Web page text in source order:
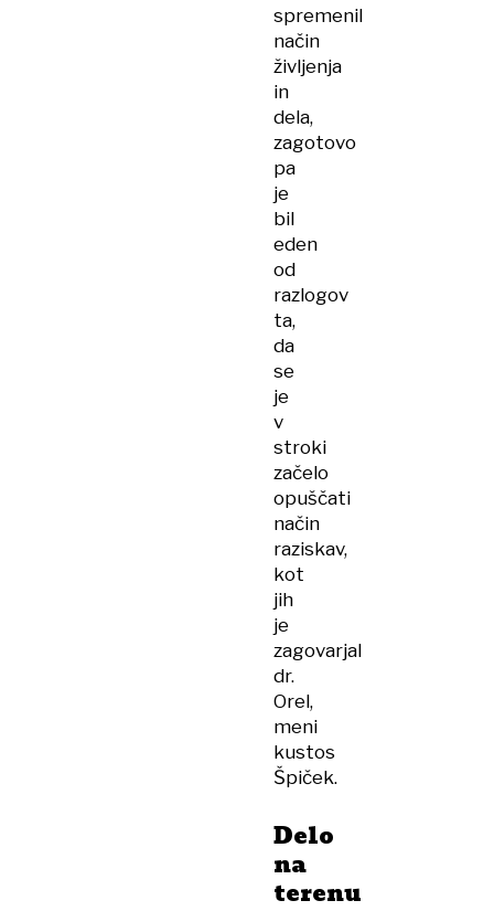
spremenil
način
življenja
in
dela,
zagotovo
pa
je
bil
eden
od
razlogov
ta,
da
se
je
v
stroki
začelo
opuščati
način
raziskav,
kot
jih
je
zagovarjal
dr.
Orel,
meni
kustos
Špiček.
Delo
na
terenu